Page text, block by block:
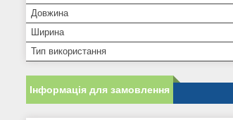
Довжина
Ширина
Тип використання
Інформація для замовлення